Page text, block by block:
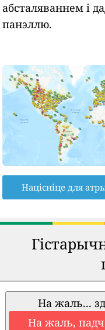
абсталяваннем і
панэллю.
Націсніце для
На жаль...
На жаль,